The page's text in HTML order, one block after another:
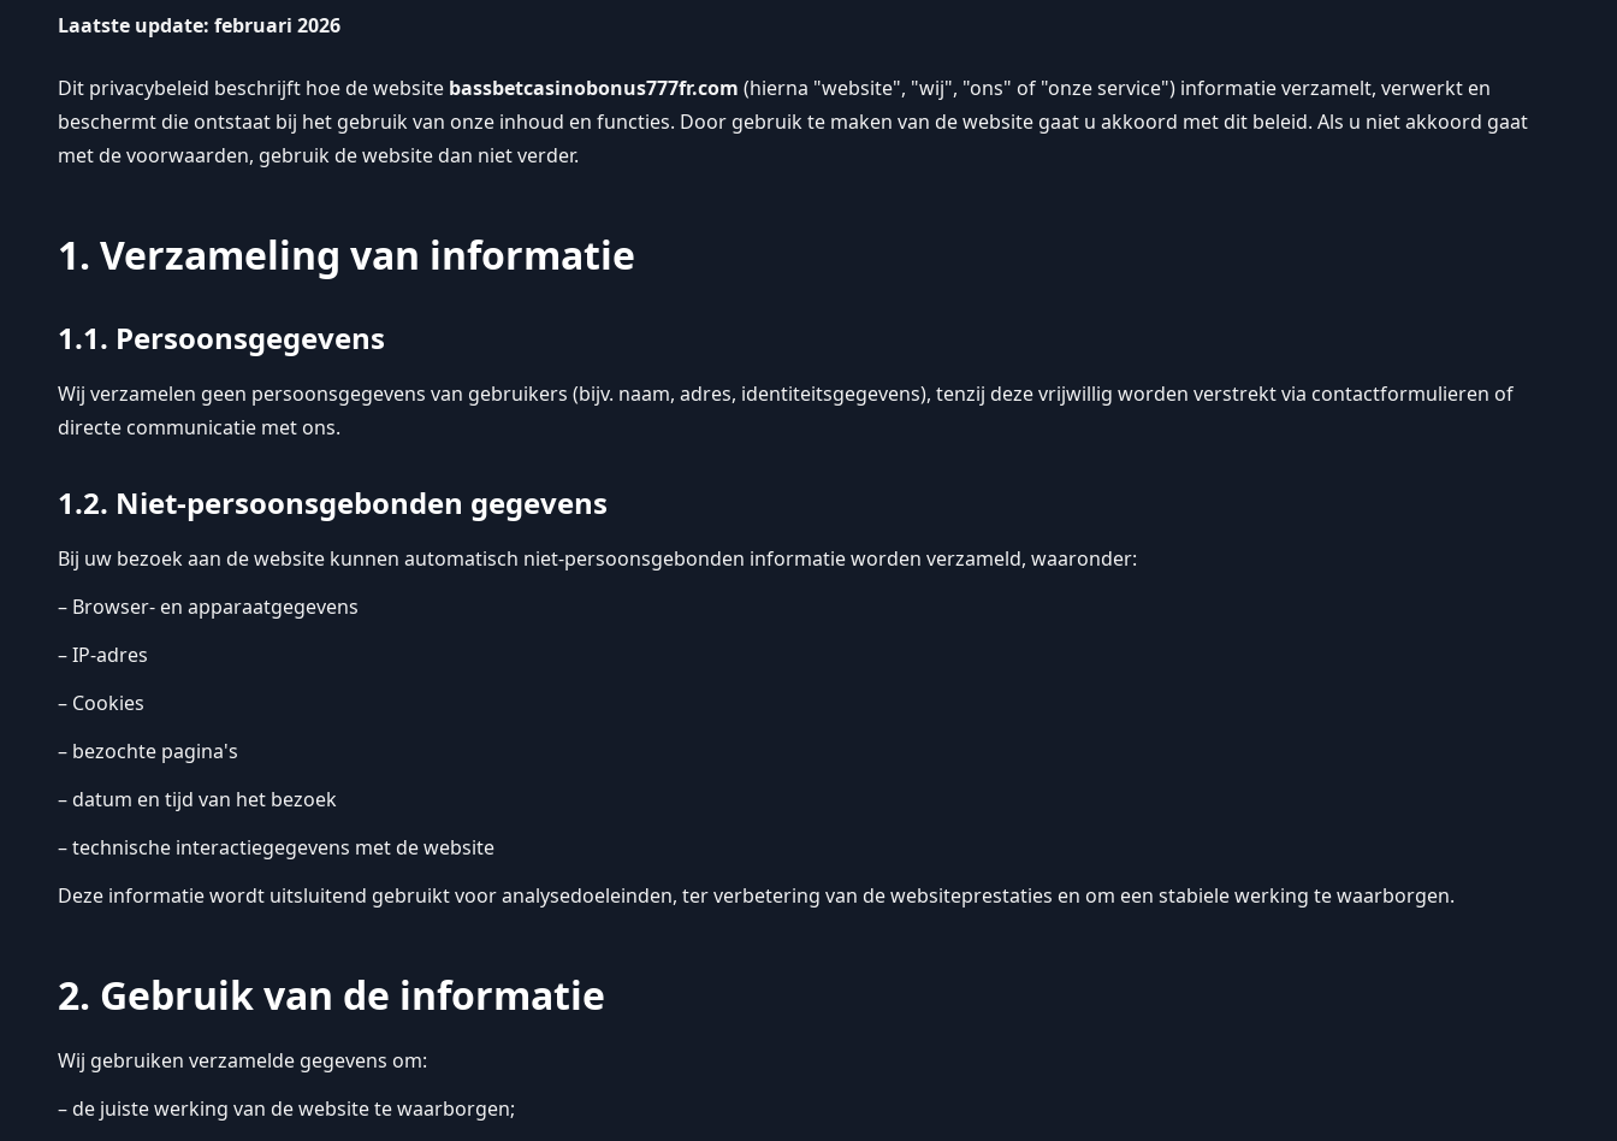
Laatste update: februari 2026
Dit privacybeleid beschrijft hoe de website bassbetcasinobonus777fr.com (hierna "website", "wij", "ons" of "onze service") informatie verzamelt, verwerkt en
beschermt die ontstaat bij het gebruik van onze inhoud en functies. Door gebruik te maken van de website gaat u akkoord met dit beleid. Als u niet akkoord gaat
met de voorwaarden, gebruik de website dan niet verder.
1. Verzameling van informatie
1.1. Persoonsgegevens
Wij verzamelen geen persoonsgegevens van gebruikers (bijv. naam, adres, identiteitsgegevens), tenzij deze vrijwillig worden verstrekt via contactformulieren of
directe communicatie met ons.
1.2. Niet-persoonsgebonden gegevens
Bij uw bezoek aan de website kunnen automatisch niet-persoonsgebonden informatie worden verzameld, waaronder:
– Browser- en apparaatgegevens
– IP-adres
– Cookies
– bezochte pagina's
– datum en tijd van het bezoek
– technische interactiegegevens met de website
Deze informatie wordt uitsluitend gebruikt voor analysedoeleinden, ter verbetering van de websiteprestaties en om een stabiele werking te waarborgen.
2. Gebruik van de informatie
Wij gebruiken verzamelde gegevens om:
– de juiste werking van de website te waarborgen;